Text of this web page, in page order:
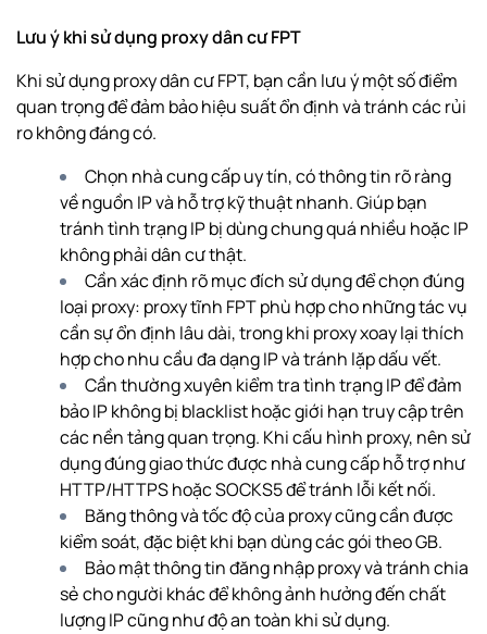
Lưu ý khi sử dụng proxy dân cư FPT
Khi sử dụng proxy dân cư FPT, bạn cần lưu ý một số điểm
quan trọng để đảm bảo hiệu suất ổn định và tránh các rủi
ro không đáng có.
Chọn nhà cung cấp uy tín, có thông tin rõ ràng
về nguồn IP và hỗ trợ kỹ thuật nhanh. Giúp bạn
tránh tình trạng IP bị dùng chung quá nhiều hoặc IP
không phải dân cư thật.
Cần xác định rõ mục đích sử dụng để chọn đúng
loại proxy: proxy tĩnh FPT phù hợp cho những tác vụ
cần sự ổn định lâu dài, trong khi proxy xoay lại thích
hợp cho nhu cầu đa dạng IP và tránh lặp dấu vết.
Cần thường xuyên kiểm tra tình trạng IP để đảm
bảo IP không bị blacklist hoặc giới hạn truy cập trên
các nền tảng quan trọng. Khi cấu hình proxy, nên sử
dụng đúng giao thức được nhà cung cấp hỗ trợ như
HTTP/HTTPS hoặc SOCKS5 để tránh lỗi kết nối.
Băng thông và tốc độ của proxy cũng cần được
kiểm soát, đặc biệt khi bạn dùng các gói theo GB.
Bảo mật thông tin đăng nhập proxy và tránh chia
sẻ cho người khác để không ảnh hưởng đến chất
lượng IP cũng như độ an toàn khi sử dụng.